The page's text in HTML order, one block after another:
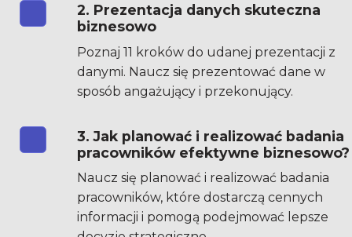
2. Prezentacja danych skuteczna
biznesowo
Poznaj 11 kroków do udanej prezentacji z
danymi. Naucz się prezentować dane w
sposób angażujący i przekonujący.
3. Jak planować i realizować badania
pracowników efektywne biznesowo?
Naucz się planować i realizować badania
pracowników, które dostarczą cennych
informacji i pomogą podejmować lepsze